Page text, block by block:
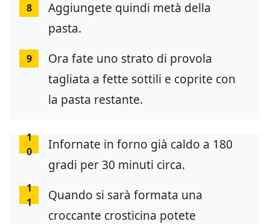
8
Aggiungete quindi metà della
pasta.
9
Ora fate uno strato di provola
tagliata a fette sottili e coprite con
la pasta restante.
1
0
Infornate in forno già caldo a 180
gradi per 30 minuti circa.
1
1
Quando si sarà formata una
croccante crosticina potete